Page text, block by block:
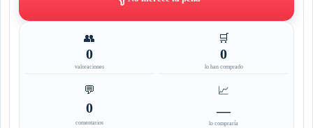
👥
0
valoraciones
🛒
0
lo han comprado
💬
0
comentarios
📈
—
lo compraría